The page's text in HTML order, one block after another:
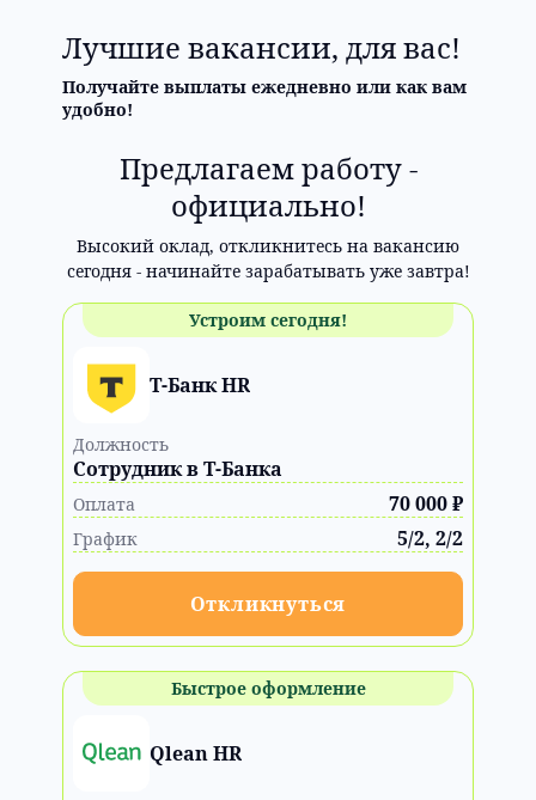
Лучшие вакансии, для вас!
Получайте выплаты ежедневно или как вам
удобно!
Предлагаем работу -
официально!
Высокий оклад, откликнитесь на вакансию
Устроим сегодня!
Т-Банк HR
Должность
Сотрудник в Т-Банка
Оплата 70 000 ₽
График 5/2, 2/2
Откликнуться
Быстрое оформление
Qlean HR